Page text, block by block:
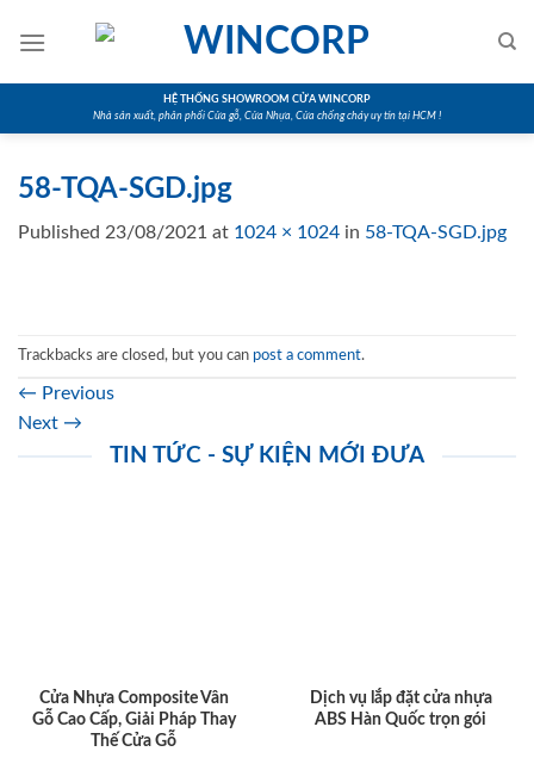
HỆ THỐNG SHOWROOM CỬA WINCORP
Nhà sản xuất, phân phối Cửa gỗ, Cửa Nhựa, Cửa chống cháy uy tín tại HCM !
58-TQA-SGD.jpg
Published 23/08/2021 at 1024 × 1024 in 58-TQA-SGD.jpg
Trackbacks are closed, but you can post a comment.
← Previous
Next →
TIN TỨC - SỰ KIỆN MỚI ĐƯA
Cửa Nhựa Composite Vân
Gỗ Cao Cấp, Giải Pháp Thay
Thế Cửa Gỗ
Dịch vụ lắp đặt cửa nhựa
ABS Hàn Quốc trọn gói